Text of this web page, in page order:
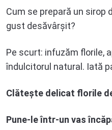
Cum se prepară un sirop
gust desăvârșit?
Pe scurt: infuzăm florile,
îndulcitorul natural. Iată
Clătește delicat florile
Pune-le într-un vas